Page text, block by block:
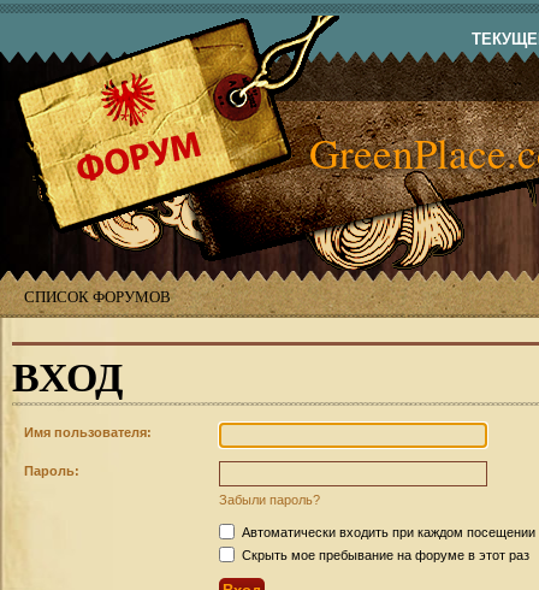
СПИСОК ФОРУМОВ
ВХОД
Имя пользователя:
Пароль:
Забыли пароль?
Автоматически входить при каждом посещении
Скрыть мое пребывание на форуме в этот раз